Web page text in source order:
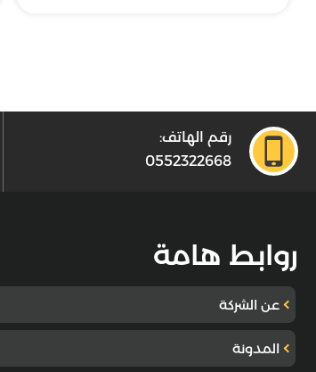
رقم الهاتف:
0552322668
روابط هامة
عن الشركة
المدونة